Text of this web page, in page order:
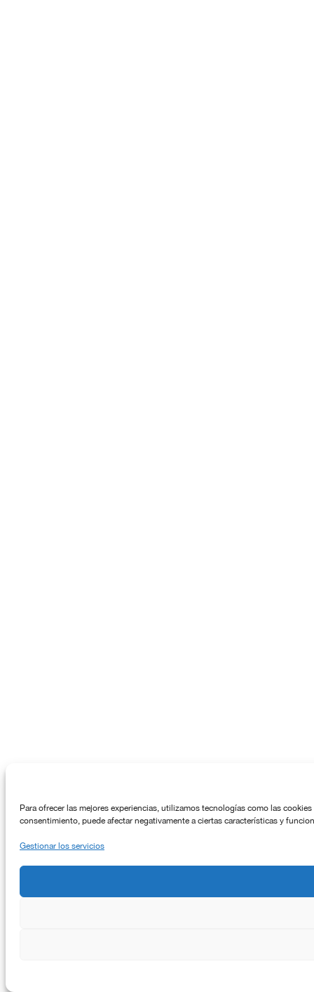
Para ofrecer las mejores experiencias, utilizamos tecnologías como las
consentimiento, puede afectar negativamente a ciertas características y
Gestionar los servicios